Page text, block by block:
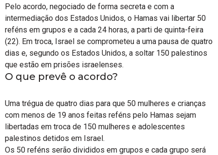
Pelo acordo, negociado de forma secreta e com a
intermediação dos Estados Unidos, o Hamas vai libertar 50
reféns em grupos e a cada 24 horas, a parti de quinta-feira
(22). Em troca, Israel se comprometeu a uma pausa de quatro
dias e, segundo os Estados Unidos, a soltar 150 palestinos
que estão em prisões israelenses.
O que prevê o acordo?
Uma trégua de quatro dias para que 50 mulheres e crianças
com menos de 19 anos feitas reféns pelo Hamas sejam
libertadas em troca de 150 mulheres e adolescentes
palestinos detidos em Israel.
Os 50 reféns serão divididos em grupos e cada grupo será